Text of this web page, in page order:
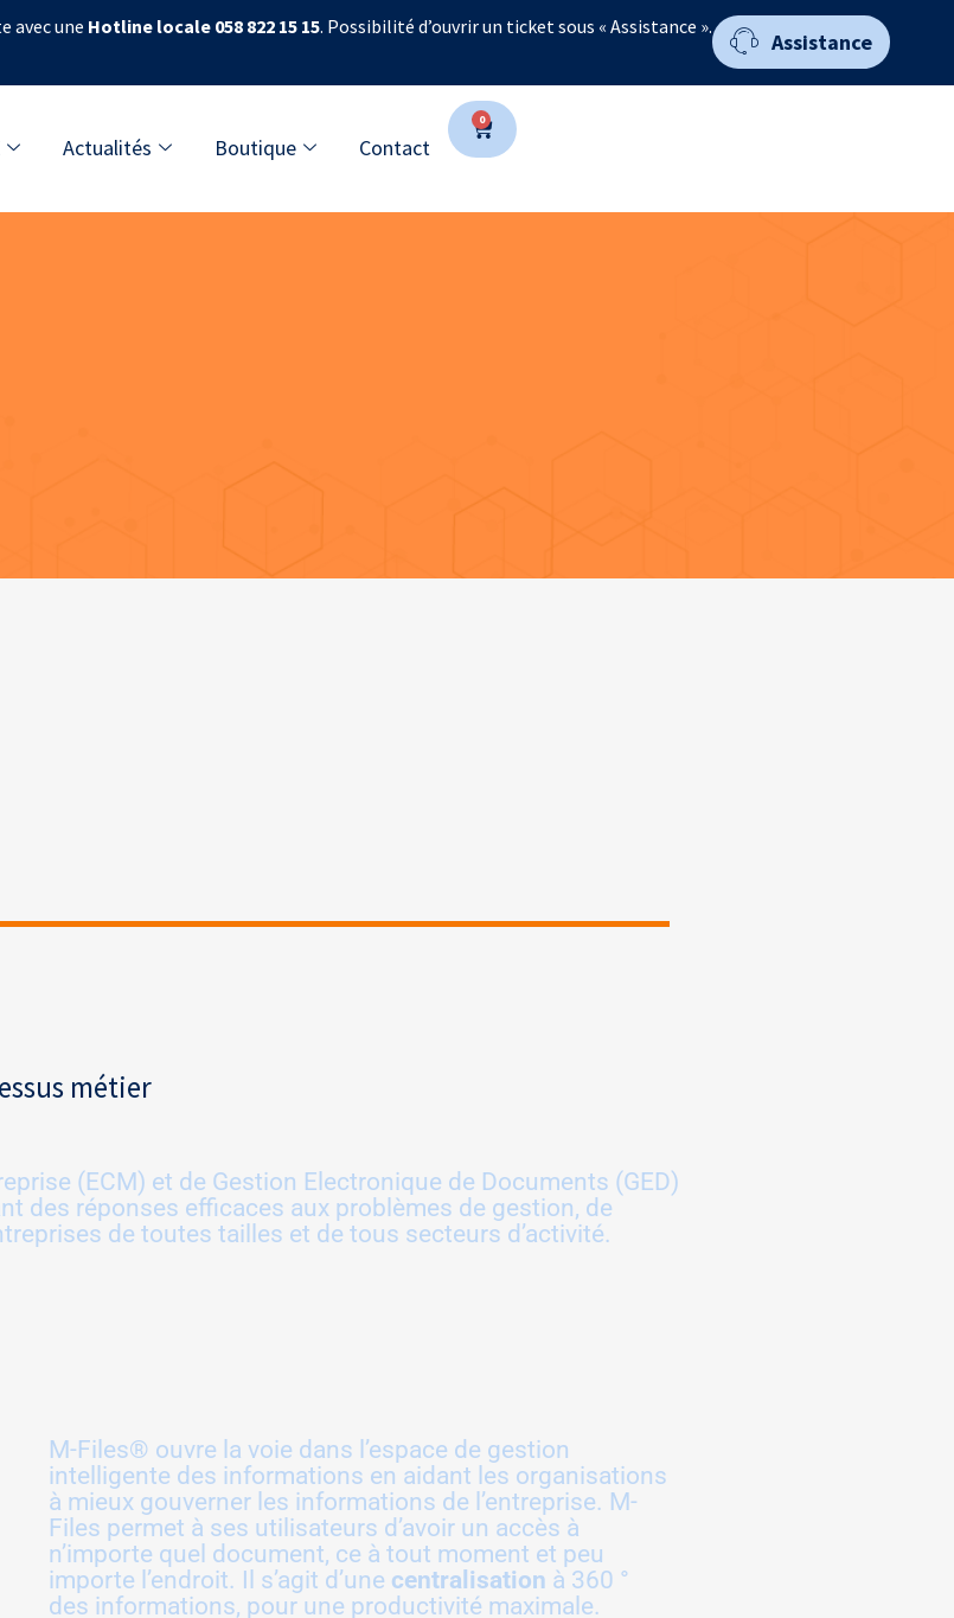
avec une Hotline locale 058 822 15 15. Possibilité d’ouvrir un ticket sous « Assistance ».
Assistance
Actualités Boutique Contact
0
de ce pouvoir est crucial pour les entreprises qui tentent de
métier
(ECM) et de Gestion Electronique de Documents (GED)
des réponses efficaces aux problèmes de gestion, de
de toutes tailles et de tous secteurs d’activité.
M-Files® ouvre la voie dans l’espace de gestion
intelligente des informations en aidant les organisations
à mieux gouverner les informations de l’entreprise. M-
Files permet à ses utilisateurs d’avoir un accès à
n’importe quel document, ce à tout moment et peu
importe l’endroit. Il s’agit d’une centralisation à 360 °
des informations, pour une productivité maximale.